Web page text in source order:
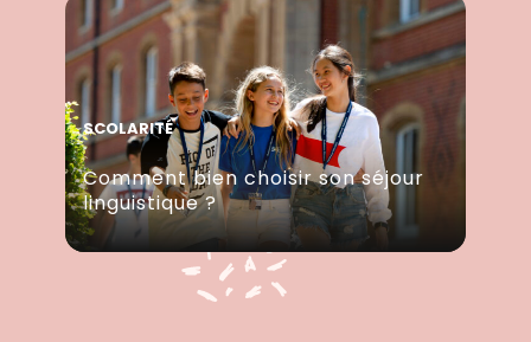
SCOLARITÉ
Comment bien choisir son séjour
linguistique ?